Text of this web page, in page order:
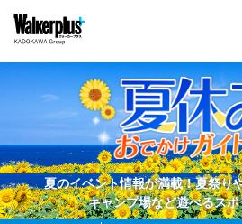
夏のイベント情報が満載！夏祭り
キャンプ場など遊べるス